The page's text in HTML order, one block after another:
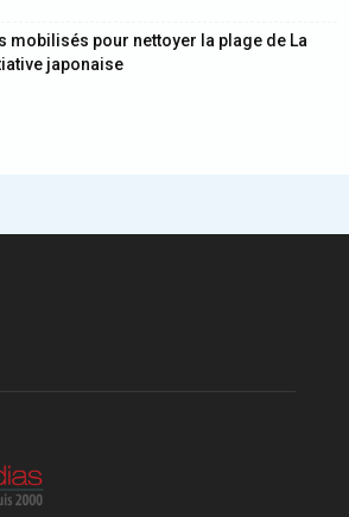
mobilisés pour nettoyer la plage de La
japonaise